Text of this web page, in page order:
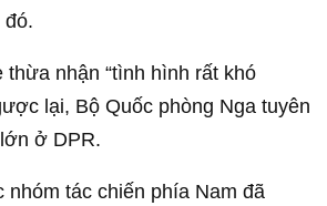
thừa nhận “tình hình rất khó
lại, Bộ Quốc phòng Nga tuyên
ở DPR.
nhóm tác chiến phía Nam đã